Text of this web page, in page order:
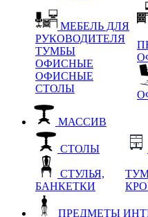
МЕБЕЛЬ ДЛЯ
РУКОВОДИТЕЛЯ
ТУМБЫ
ОФИСНЫЕ
ОФИСНЫЕ
СТОЛЫ
МАССИВ
СТОЛЫ
СТУЛЬЯ,
БАНКЕТКИ
ПРЕДМЕТЫ